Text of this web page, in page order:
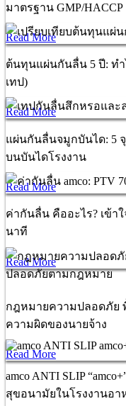
มาตรฐาน GMP/HACCP
Read More
ต้นทุนแผ่นกันลื่น 5 ปี: ทำ
เทป)
Read More
แผ่นกันลื่นจมูกบันได: 5
บนบันไดโรงงาน
Read More
ค่ากันลื่น คืออะไร? เข้า
นาที
Read More
กฎหมายความปลอดภัย
ความผิดของนายจ้าง
Read More
amco ANTI SLIP
สุขอนามัยในโรงงานอา